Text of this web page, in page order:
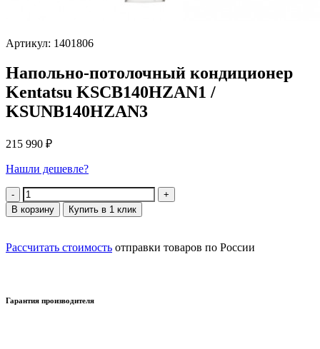
Артикул: 1401806
Напольно-потолочный кондиционер
Kentatsu KSCB140HZAN1 /
KSUNB140HZAN3
215 990 ₽
Нашли дешевле?
Количество
В корзину Купить в 1 клик
Рассчитать стоимость отправки товаров по России
Гарантия производителя